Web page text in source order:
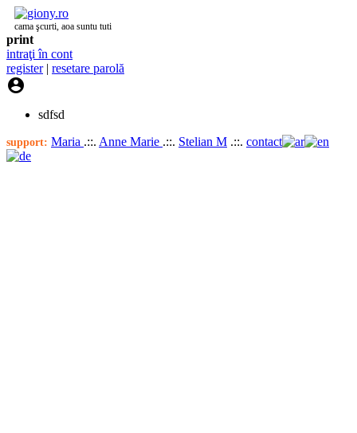
cama şcurti, aoa suntu tuti
print
intraţi în cont
register| resetare parolă

sdfsd
support: Maria .::. Anne Marie .::. Stelian M .::. contact